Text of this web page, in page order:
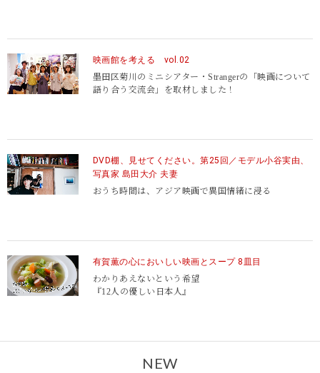
映画館を考える vol.02
墨田区菊川のミニシアター・Strangerの「映画について
語り合う交流会」を取材しました！
DVD棚、見せてください。第25回／モデル小谷実由、
写真家 島田大介 夫妻
おうち時間は、アジア映画で異国情緒に浸る
有賀薫の心においしい映画とスープ 8皿目
わかりあえないという希望
『12人の優しい日本人』
NEW